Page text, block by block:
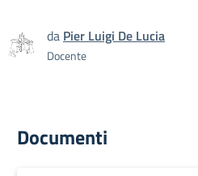
da Pier Luigi De Lucia
Docente
Documenti